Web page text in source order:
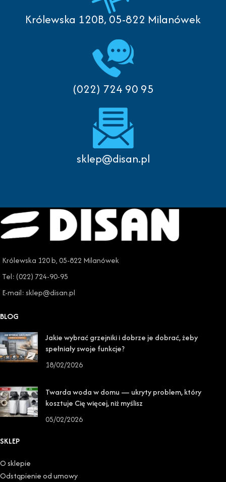
Królewska 120B, 05-822 Milanówek
(022) 724 90 95
sklep@disan.pl
Królewska 120 b, 05-822 Milanówek
Tel: (022) 724-90-95
E-mail: sklep@disan.pl
BLOG
Jakie wybrać grzejniki i dobrze je dobrać, żeby
spełniały swoje funkcje?
18/02/2026
Twarda woda w domu — ukryty problem, który
kosztuje Cię więcej, niż myślisz
05/02/2026
SKLEP
O sklepie
Odstąpienie od umowy